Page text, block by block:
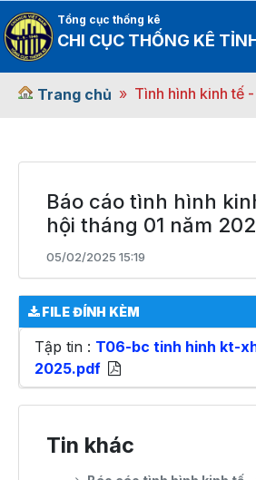
Tổng cục thống kê
CHI CỤC THỐNG KÊ
Trang chủ Tình hình kinh tế
Báo cáo tình hình
hội tháng 01 năm
05/02/2025 15:19
FILE ĐÍNH KÈM
Tập tin : T06-bc tinh hinh kt-
2025.pdf
Tin khác